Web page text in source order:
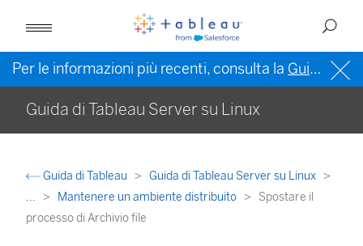
Per le informazioni più recenti, consulta la Guida di Tableau in inglese (Stati Uniti)
Guida di Tableau Server su Linux
Guida di Tableau
Guida di Tableau Server su Linux
...
Mantenere un ambiente distribuito
Spostare il
processo di Archivio file